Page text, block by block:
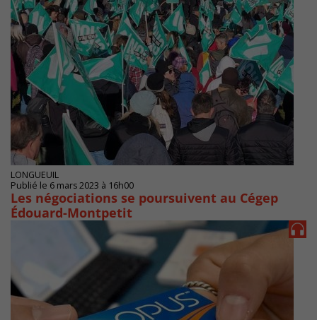
LONGUEUIL
Publié le 6 mars 2023 à 16h00
Les négociations se poursuivent au Cégep
Édouard-Montpetit